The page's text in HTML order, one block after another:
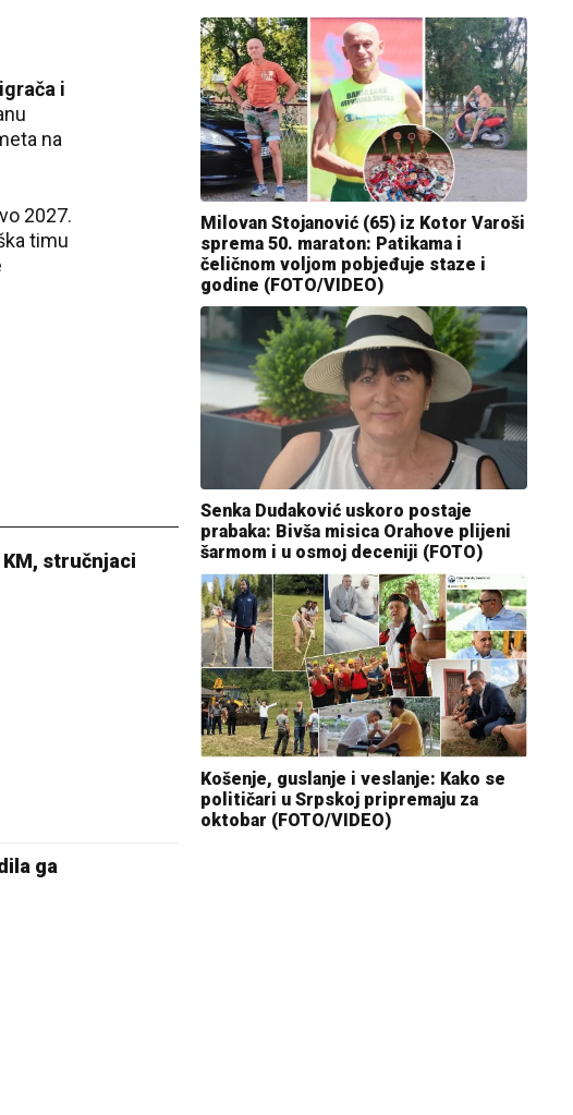
i
na
2027.
timu
stručnjaci
ga
Milovan Stojanović (65) iz Kotor Varoši
sprema 50. maraton: Patikama i
čeličnom voljom pobjeđuje staze i
godine (FOTO/VIDEO)
Senka Dudaković uskoro postaje
prabaka: Bivša misica Orahove plijeni
šarmom i u osmoj deceniji (FOTO)
Košenje, guslanje i veslanje: Kako se
političari u Srpskoj pripremaju za
oktobar (FOTO/VIDEO)